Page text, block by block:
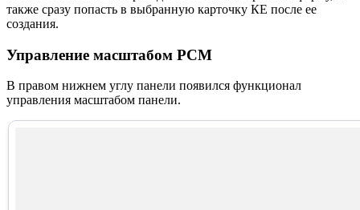
также сразу попасть в выбранную карточку КЕ после ее
создания.
Управление масштабом РСМ
В правом нижнем углу панели появился функционал
управления масштабом панели.